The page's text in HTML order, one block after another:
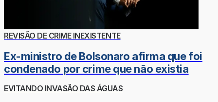
REVISÃO DE CRIME INEXISTENTE
Ex-ministro de Bolsonaro afirma que foi
condenado por crime que não existia
EVITANDO INVASÃO DAS ÁGUAS